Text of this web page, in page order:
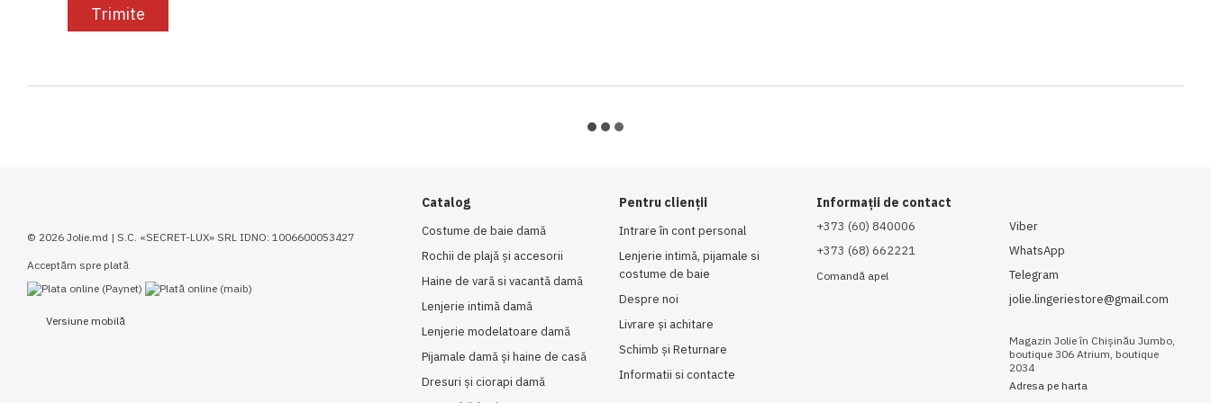
Trimite
© 2026 Jolie.md | S.C. «SECRET-LUX» SRL IDNO: 1006600053427
Acceptăm spre plată
Versiune mobilă
Catalog
Costume de baie damă
Rochii de plajă și accesorii
Haine de vară si vacantă damă
Lenjerie intimă damă
Lenjerie modelatoare damă
Pijamale damă și haine de casă
Dresuri și ciorapi damă
Pentru clienții
Intrare în cont personal
Lenjerie intimă, pijamale si
costume de baie
Despre noi
Livrare și achitare
Schimb și Returnare
Informatii si contacte
Informații de contact
+373 (60) 840006
+373 (68) 662221
Comandă apel
Viber
WhatsApp
Telegram
jolie.lingeriestore@gmail.com
Magazin Jolie în Chișinău Jumbo,
boutique 306 Atrium, boutique
2034
Adresa pe harta